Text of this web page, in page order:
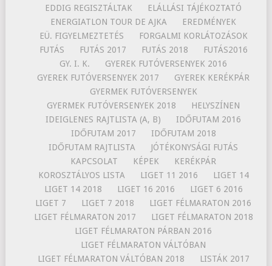
EDDIG REGISZTÁLTAK
ELÁLLÁSI TÁJÉKOZTATÓ
ENERGIATLON TOUR DE AJKA
EREDMÉNYEK
EÜ. FIGYELMEZTETÉS
FORGALMI KORLÁTOZÁSOK
FUTÁS
FUTÁS 2017 FUTÁS 2018
FUTÁS2016
GY. I. K.
GYEREK FUTÓVERSENYEK 2016
GYEREK FUTÓVERSENYEK 2017
GYEREK KERÉKPÁR
GYERMEK FUTÓVERSENYEK
GYERMEK FUTÓVERSENYEK 2018
HELYSZÍNEN
IDEIGLENES RAJTLISTA (A, B)
IDŐFUTAM 2016
IDŐFUTAM 2017
IDŐFUTAM 2018
IDŐFUTAM RAJTLISTA
JÓTÉKONYSÁGI FUTÁS
KAPCSOLAT
KÉPEK
KERÉKPÁR
KOROSZTÁLYOS LISTA
LIGET 11 2016
LIGET 14
LIGET 14 2018
LIGET 16 2016
LIGET 6 2016
LIGET 7
LIGET 7 2018
LIGET FÉLMARATON 2016
LIGET FÉLMARATON 2017
LIGET FÉLMARATON 2018
LIGET FÉLMARATON PÁRBAN 2016
LIGET FÉLMARATON VÁLTÓBAN
LIGET FÉLMARATON VÁLTÓBAN 2018
LISTÁK 2017